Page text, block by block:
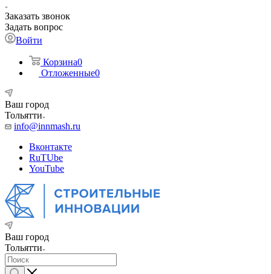
Заказать звонок
Задать вопрос
Войти
Корзина0
Отложенные0
Ваш город
Тольятти
info@innmash.ru
Вконтакте
RuTUbe
YouTube
Ваш город
Тольятти